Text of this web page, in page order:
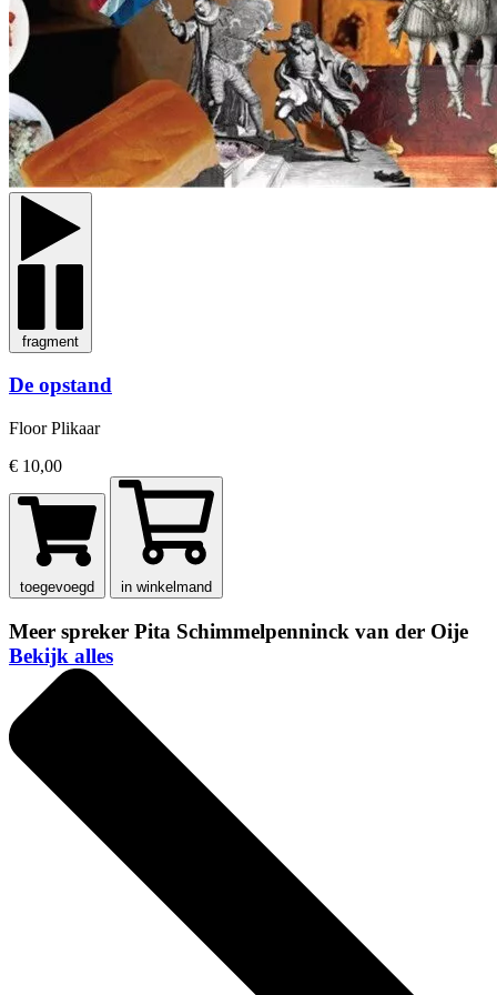
fragment
De opstand
Floor Plikaar
€ 10,00
toegevoegd in winkelmand
Meer spreker Pita Schimmelpenninck van der Oije
Bekijk alles